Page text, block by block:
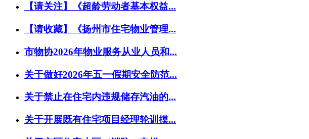
【请关注】《超龄劳动者基本权益...
【请收藏】《扬州市住宅物业管理...
市物协2026年物业服务从业人员和...
关于做好2026年五一假期安全防范...
关于禁止在住宅内违规储存汽油的...
关于开展既有住宅项目经理轮训摸...